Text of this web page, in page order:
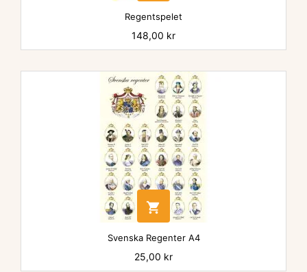
Regentspelet
Pris
148,00 kr

Svenska Regenter A4
Pris
25,00 kr